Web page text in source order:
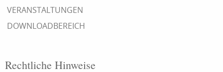
VERANSTALTUNGEN
DOWNLOADBEREICH
Rechtliche Hinweise